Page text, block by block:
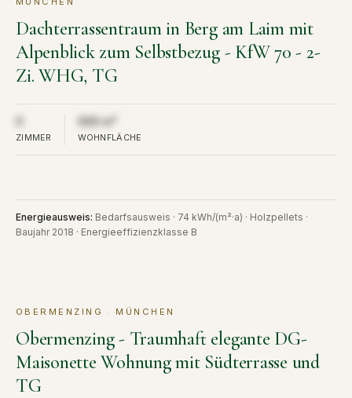
KAUF
Dachterrassentraum in Berg am Laim mit
Alpenblick zum Selbstbezug - KfW 70 - 2-
Zi. WHG, TG
Aus Diskretion nicht öffentlich
ZIMMER
000 m²
WOHNFLÄCHE
Energieausweis: Bedarfsausweis · 74 kWh/(m²·a) · Holzpellets ·
Baujahr 2018 · Energieeffizienzklasse B
KAUF
OBERMENZING · MÜNCHEN
Obermenzing - Traumhaft elegante DG-
Maisonette Wohnung mit Südterrasse und
TG